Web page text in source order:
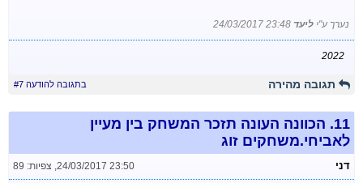
נערך ע"י ליעד 24/03/2017 23:48
2022
תגובה מהירה בתגובה להודעה #7
11. הכוונה העונה תזכר המשחק בין מעיין
לאביחי.משחקים זוג
דני 24/03/2017 23:50
, צפיות: 89